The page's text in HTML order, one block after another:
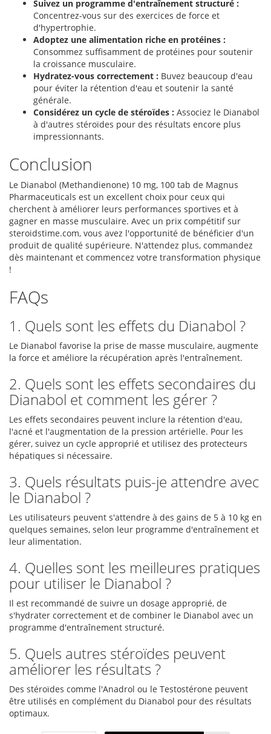
Suivez un programme d'entraînement structuré :
Concentrez-vous sur des exercices de force et
d'hypertrophie.
Adoptez une alimentation riche en protéines :
Consommez suffisamment de protéines pour soutenir
la croissance musculaire.
Hydratez-vous correctement : Buvez beaucoup d'eau
pour éviter la rétention d'eau et soutenir la santé
générale.
Considérez un cycle de stéroïdes : Associez le Dianabol
à d'autres stéroïdes pour des résultats encore plus
impressionnants.
Conclusion
Le Dianabol (Methandienone) 10 mg, 100 tab de Magnus
Pharmaceuticals est un excellent choix pour ceux qui
cherchent à améliorer leurs performances sportives et à
gagner en masse musculaire. Avec un prix compétitif sur
steroidstime.com, vous avez l'opportunité de bénéficier d'un
produit de qualité supérieure. N'attendez plus, commandez
dès maintenant et commencez votre transformation physique
!
FAQs
1. Quels sont les effets du Dianabol ?
Le Dianabol favorise la prise de masse musculaire, augmente
la force et améliore la récupération après l'entraînement.
2. Quels sont les effets secondaires du
Dianabol et comment les gérer ?
Les effets secondaires peuvent inclure la rétention d'eau,
l'acné et l'augmentation de la pression artérielle. Pour les
gérer, suivez un cycle approprié et utilisez des protecteurs
hépatiques si nécessaire.
3. Quels résultats puis-je attendre avec
le Dianabol ?
Les utilisateurs peuvent s'attendre à des gains de 5 à 10 kg en
quelques semaines, selon leur programme d'entraînement et
leur alimentation.
4. Quelles sont les meilleures pratiques
pour utiliser le Dianabol ?
Il est recommandé de suivre un dosage approprié, de
s'hydrater correctement et de combiner le Dianabol avec un
programme d'entraînement structuré.
5. Quels autres stéroïdes peuvent
améliorer les résultats ?
Des stéroïdes comme l'Anadrol ou le Testostérone peuvent
être utilisés en complément du Dianabol pour des résultats
optimaux.